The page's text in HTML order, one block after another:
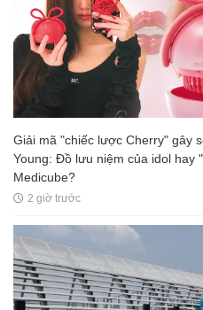
Giải mã "chiếc lược Cherry" gây
Young: Đồ lưu niệm của idol hay
Medicube?
2 giờ trước